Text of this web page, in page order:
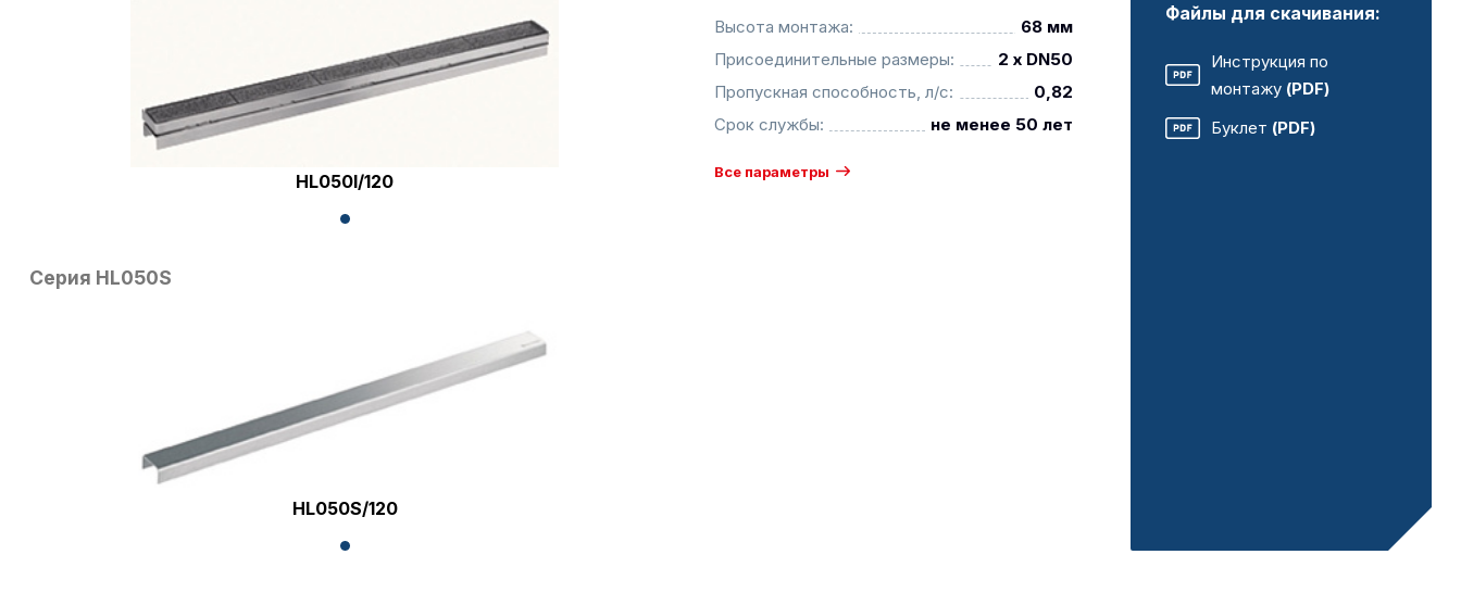
HL050I/120
Серия HL050S
HL050S/120
Высота монтажа:
68 мм
Присоединительные размеры:
2 x DN50
Пропускная способность, л/с:
0,82
Срок службы:
не менее 50 лет
Все параметры
Файлы для скачивания:
Инструкция по
монтажу (PDF)
Буклет (PDF)